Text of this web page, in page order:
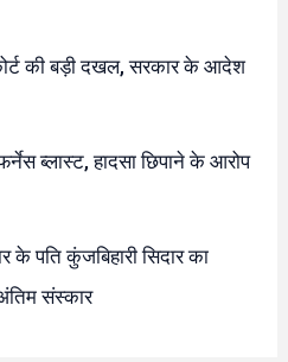
की बड़ी दखल, सरकार के आदेश
ब्लास्ट, हादसा छिपाने के आरोप
के पति कुंजबिहारी सिदार का
संस्कार